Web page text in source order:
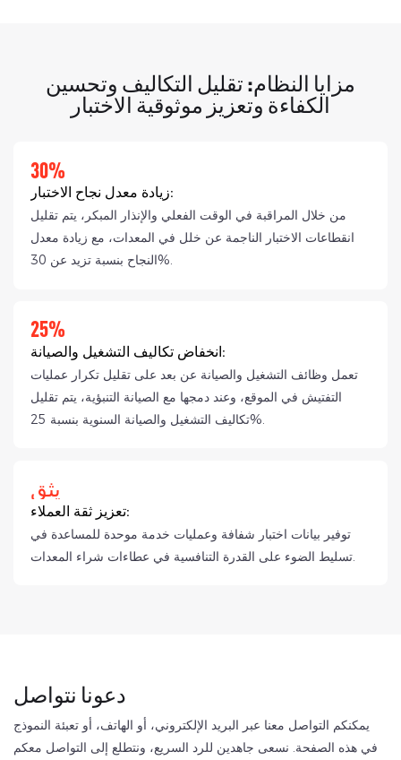
مزايا النظام: تقليل التكاليف وتحسين
الكفاءة وتعزيز موثوقية الاختبار
30%
زيادة معدل نجاح الاختبار:
من خلال المراقبة في الوقت الفعلي والإنذار المبكر، يتم تقليل
انقطاعات الاختبار الناجمة عن خلل في المعدات، مع زيادة معدل
النجاح بنسبة تزيد عن 30%.
25%
انخفاض تكاليف التشغيل والصيانة:
تعمل وظائف التشغيل والصيانة عن بعد على تقليل تكرار عمليات
التفتيش في الموقع، وعند دمجها مع الصيانة التنبؤية، يتم تقليل
تكاليف التشغيل والصيانة السنوية بنسبة 25%.
يثق
تعزيز ثقة العملاء:
توفير بيانات اختبار شفافة وعمليات خدمة موحدة للمساعدة في
تسليط الضوء على القدرة التنافسية في عطاءات شراء المعدات.
دعونا نتواصل
يمكنكم التواصل معنا عبر البريد الإلكتروني، أو الهاتف، أو تعبئة النموذج
في هذه الصفحة. نسعى جاهدين للرد السريع، ونتطلع إلى التواصل معكم